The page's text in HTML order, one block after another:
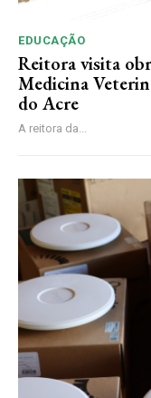
EDUCAÇÃO
Reitora visita
Medicina
do Acre
A reitora da...